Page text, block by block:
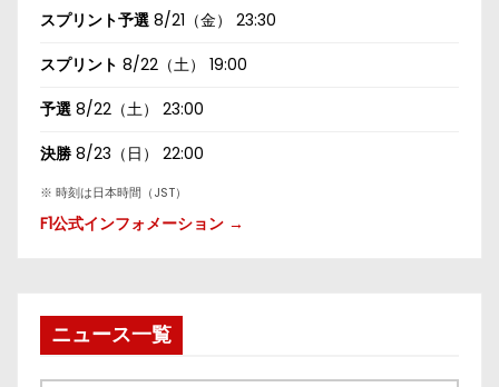
スプリント予選 8/21（金） 23:30
スプリント 8/22（土） 19:00
予選 8/22（土） 23:00
決勝 8/23（日） 22:00
※ 時刻は日本時間（JST）
F1公式インフォメーション →
ニュース一覧